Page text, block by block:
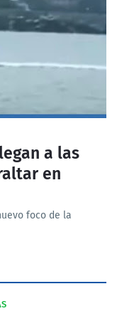
a las
en
foco de la